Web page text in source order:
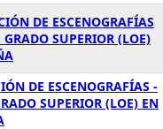
DE ESCENOGRAFÍAS
SUPERIOR (LOE)
DE ESCENOGRAFÍAS -
SUPERIOR (LOE) EN